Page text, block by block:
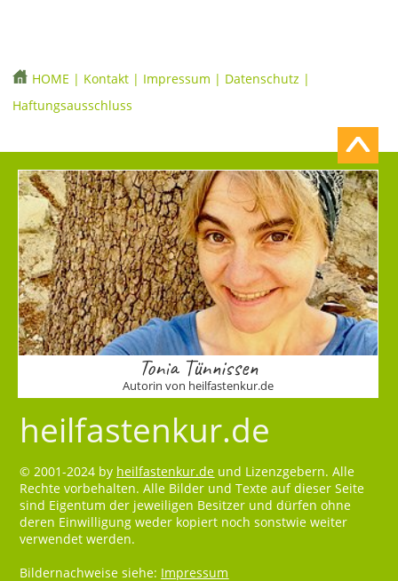
HOME | Kontakt | Impressum | Datenschutz |
Haftungsausschluss
Tonia Tünnissen
Autorin von heilfastenkur.de
heilfastenkur.de
© 2001-2024 by heilfastenkur.de und Lizenzgebern. Alle
Rechte vorbehalten. Alle Bilder und Texte auf dieser Seite
sind Eigentum der jeweiligen Besitzer und dürfen ohne
deren Einwilligung weder kopiert noch sonstwie weiter
verwendet werden.
Bildernachweise siehe: Impressum